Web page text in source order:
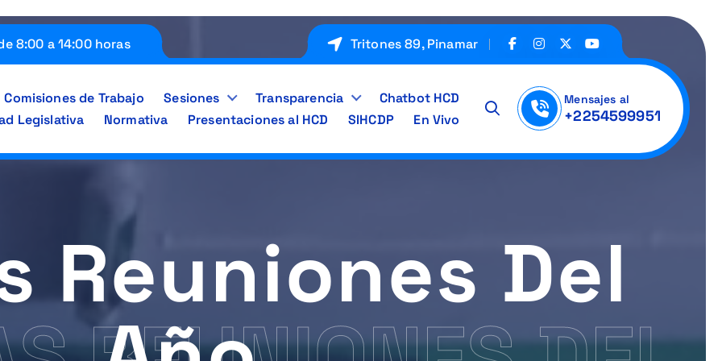
8:00 a 14:00 horas Tritones 89, Pinamar
Comisiones de Trabajo Sesiones Transparencia
Chatbot HCD
Legislativa
Normativa Presentaciones al HCD SIHCDP En Vivo
Mensajes al
+2254599951
Reuniones Del